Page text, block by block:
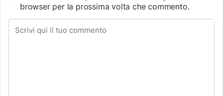
browser per la prossima volta che commento.